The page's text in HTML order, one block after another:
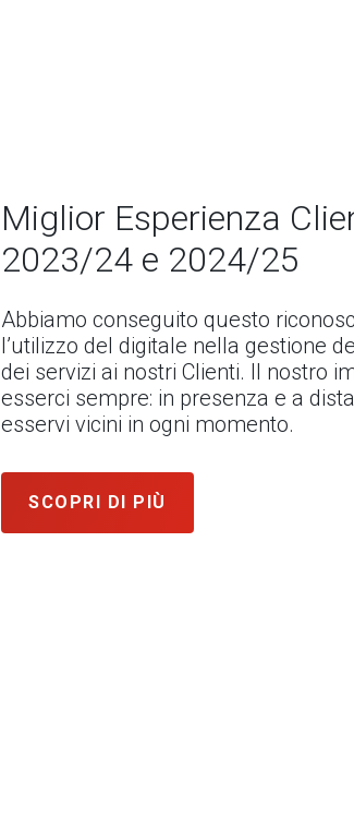
Miglior Esperienza
2023/24 e 2024/25
Abbiamo conseguito questo
l’utilizzo del digitale nella gestione
dei servizi ai nostri Clienti. Il nostro
esserci sempre: in presenza e a
esservi vicini in ogni momento.
SCOPRI DI PIÙ